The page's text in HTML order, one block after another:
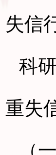
失信
科
重失
（